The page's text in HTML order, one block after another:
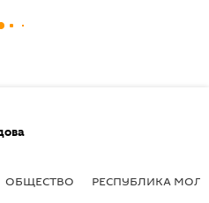
ОБЩЕСТВО РЕСПУБЛИКА